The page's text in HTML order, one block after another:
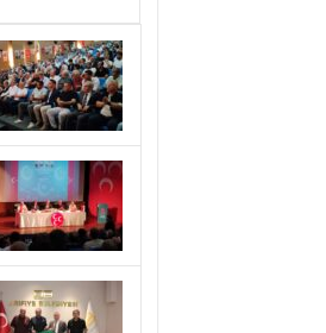
tazeledi!